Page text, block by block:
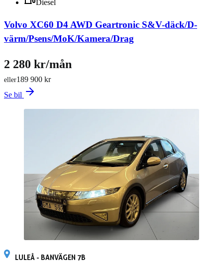
Diesel
Volvo XC60 D4 AWD Geartronic S&V-däck/D-
värm/Psens/MoK/Kamera/Drag
189 900 kr
eller
2 280 kr/mån
Se bil
LULEÅ - BANVÄGEN 7B